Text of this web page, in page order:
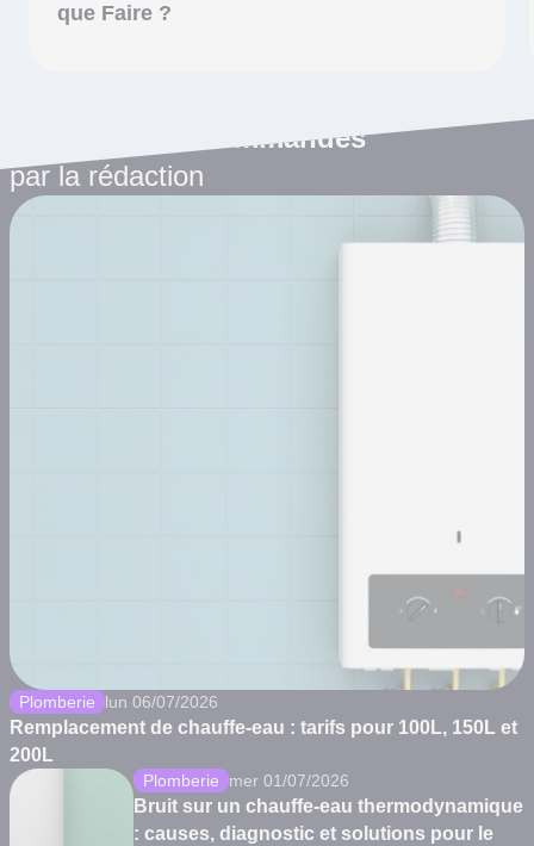
que Faire ?
Les articles recommandés
par la rédaction
Plomberie lun 06/07/2026
Remplacement de chauffe-eau : tarifs pour 100L, 150L et
200L
Plomberie mer 01/07/2026
Bruit sur un chauffe-eau thermodynamique
: causes, diagnostic et solutions pour le